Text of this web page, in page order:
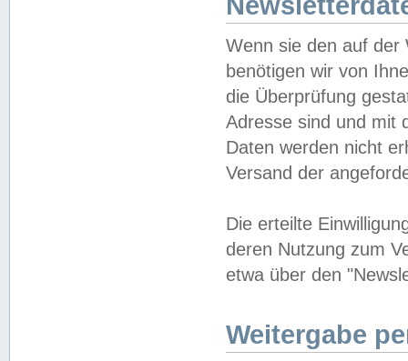
Wenn sie den auf der
benötigen wir von
die Überprüfung
Adresse sind und mit
Daten werden nicht
Versand der
Die erteilte
deren Nutzung zum
etwa über den
Weitergabe